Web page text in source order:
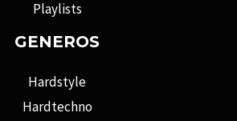
Playlists
GENEROS
Hardstyle
Hardtechno